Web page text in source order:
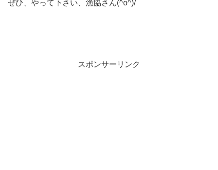
ぜひ、やって下さい、漁協さん(^o^)/
スポンサーリンク